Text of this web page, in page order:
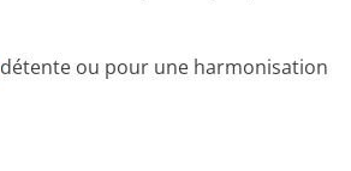
détente ou pour une harmonisation